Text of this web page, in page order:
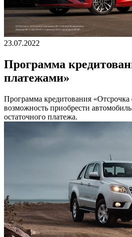
23.07.2022
Программа
платежами»
Программа кредитования
возможность приобрести
остаточного платежа.